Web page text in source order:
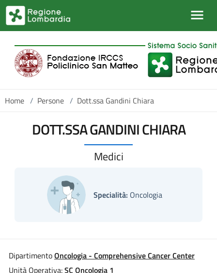
Salta al contenuto principale
Home / Persone / Dott.ssa Gandini Chiara
DOTT.SSA GANDINI CHIARA
Medici
Specialità: Oncologia
DipartimentoOncologia - Comprehensive Cancer Center
Unità Operativa:SC Oncologia 1